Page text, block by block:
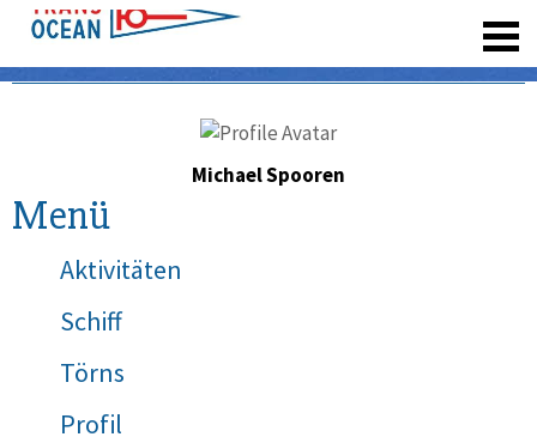
Michael Spooren
Menü
Aktivitäten
Schiff
Törns
Profil